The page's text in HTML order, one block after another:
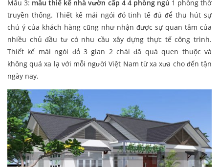
Mẫu 3: mẫu thiế kế nhà vườn cấp 4 4 phòng ngủ 1 phòng thờ
truyền thống. Thiết kế mái ngói đỏ tinh tế đủ để thu hút sự
chú ý của khách hàng cũng như nhận được sự quan tâm của
nhiều chủ đầu tư có nhu cầu xây dựng thực tế công trình.
Thiết kế mái ngói đỏ 3 gian 2 chái đã quá quen thuộc và
không quá xa lạ với mỗi người Việt Nam từ xa xưa cho đến tận
ngày nay.